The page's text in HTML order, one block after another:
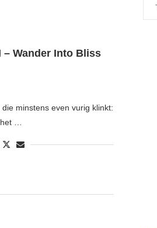
– Wander Into Bliss
minstens even vurig klinkt:
het …